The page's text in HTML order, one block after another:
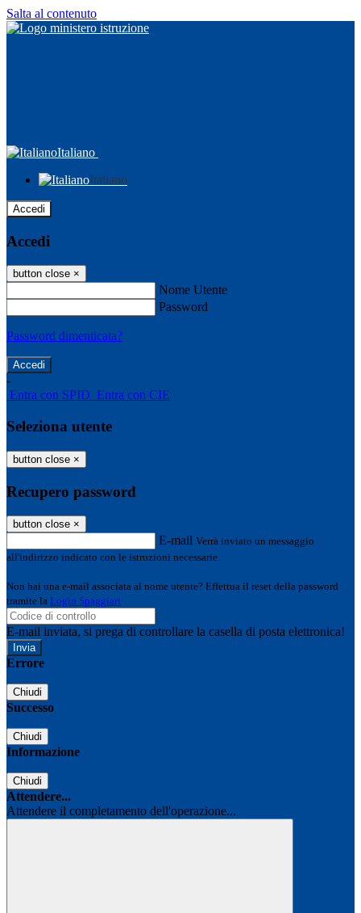
Salta al contenuto
Italiano
Italiano
Accedi
Accedi
button close ×
Nome Utente
Password
Password dimenticata?
-
Entra con SPID Entra con CIE
Seleziona utente
button close ×
Recupero password
button close ×
E-mail Verrà inviato un messaggio
all'indirizzo indicato con le istruzioni necessarie.
Non hai una e-mail associata al nome utente? Effettua il reset della password
tramite la Login Spaggiari
E-mail inviata, si prega di controllare la casella di posta elettronica!
Errore
Chiudi
Successo
Chiudi
Informazione
Chiudi
Attendere...
Attendere il completamento dell'operazione...